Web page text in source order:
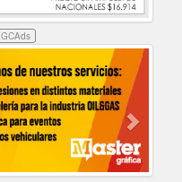
GCAds